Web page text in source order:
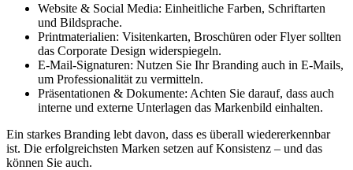
Website & Social Media: Einheitliche Farben, Schriftarten
und Bildsprache.
Printmaterialien: Visitenkarten, Broschüren oder Flyer sollten
das Corporate Design widerspiegeln.
E-Mail-Signaturen: Nutzen Sie Ihr Branding auch in E-Mails,
um Professionalität zu vermitteln.
Präsentationen & Dokumente: Achten Sie darauf, dass auch
interne und externe Unterlagen das Markenbild einhalten.
Ein starkes Branding lebt davon, dass es überall wiedererkennbar
ist. Die erfolgreichsten Marken setzen auf Konsistenz – und das
können Sie auch.